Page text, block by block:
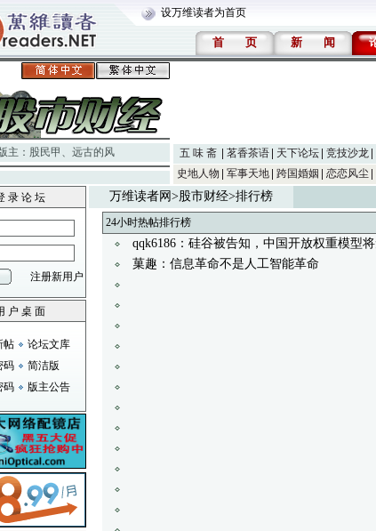
设万维读者为首页
首 页 新 闻
版主： 股民甲 、 远古的风 五 味 斋 茗香茶语 天下论坛 竞技沙龙
史地人物
军事天地 跨国婚姻 恋恋风尘
录 论 坛
注册新用户
户 桌 面
帖
论坛文库
码
简洁版
码
版主公告
万维读者网 >股市财经>排行榜
24小时热帖排行榜
qqk6186：硅谷被告知，中国开放权重模型
菓趣：信息革命不是人工智能革命